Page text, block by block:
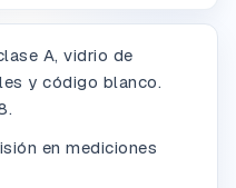
A, vidrio de
y código blanco.
en mediciones